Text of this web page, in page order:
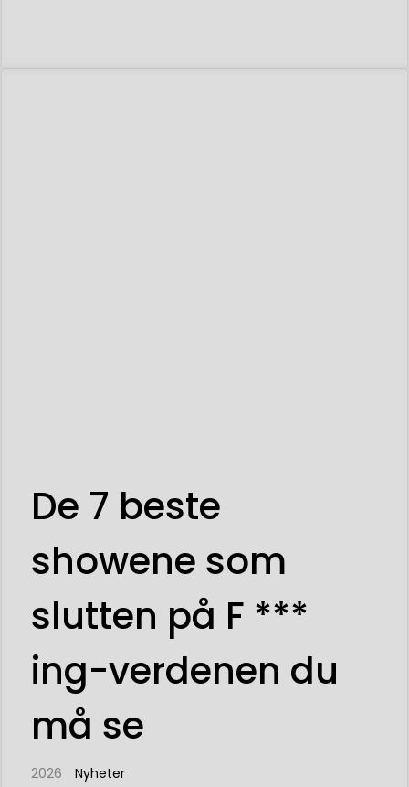
De 7 beste
showene som
slutten på F ***
ing-verdenen du
må se
2026 Nyheter